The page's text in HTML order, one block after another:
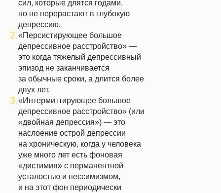
сил, которые длятся годами,
но не перерастают в глубокую
депрессию.
2.«Персистирующее большое
депрессивное расстройство» —
это когда тяжелый депрессивный
эпизод не заканчивается
за обычные сроки, а длится более
двух лет.
3.«Интермиттирующее большое
депрессивное расстройство» (или
«двойная депрессия») — это
наслоение острой депрессии
на хроническую, когда у человека
уже много лет есть фоновая
«дистимия» с перманентной
усталостью и пессимизмом,
и на этот фон периодически